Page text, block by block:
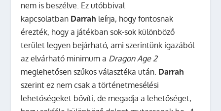
nem is beszélve. Ez utóbbival
kapcsolatban Darrah leírja, hogy fontosnak
érezték, hogy a játékban sok-sok különböző
terület legyen bejárható, ami szerintünk igazából
az elvárható minimum a Dragon Age 2
meglehetősen szűkös választéka után. Darrah
szerint ez nem csak a történetmesélési
lehetőségeket bővíti, de megadja a lehetőséget,